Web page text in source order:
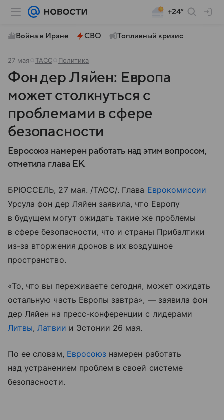
+24°
Война в Иране СВО Топливный кризис
27 мая ТАСС Политика
Фон дер Ляйен: Европа
может столкнуться с
проблемами в сфере
безопасности
Евросоюз намерен работать над этим вопросом,
отметила глава ЕК.
БРЮССЕЛЬ, 27 мая. /ТАСС/. Глава Еврокомиссии
Урсула фон дер Ляйен заявила, что Европу
в будущем могут ожидать такие же проблемы
в сфере безопасности, что и страны Прибалтики
из-за вторжения дронов в их воздушное
пространство.
«То, что вы переживаете сегодня, может ожидать
остальную часть Европы завтра», — заявила фон
дер Ляйен на пресс-конференции с лидерами
Литвы,Латвии и Эстонии 26 мая.
По ее словам, Евросоюз намерен работать
над устранением проблем в своей системе
безопасности.